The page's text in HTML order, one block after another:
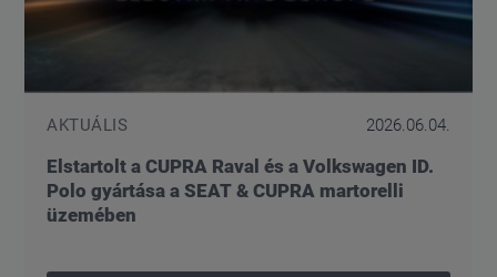
AKTUÁLIS 2026.06.04.
Elstartolt a CUPRA Raval és a Volkswagen ID.
Polo gyártása a SEAT & CUPRA martorelli
üzemében